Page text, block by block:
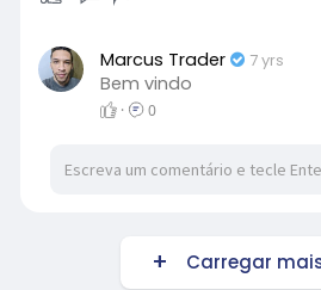
Marcus Trader 7 yrs
Bem vindo
· 0
Carregar